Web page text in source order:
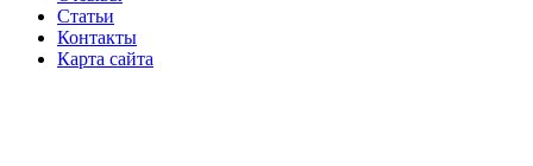
Статьи
Контакты
Карта сайта